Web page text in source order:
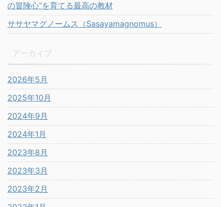
の冒険心”を育てる最高の教材
ササヤマグノームス（Sasayamagnomus）
2026年5月
2025年10月
2024年9月
2024年1月
2023年8月
2023年3月
2023年2月